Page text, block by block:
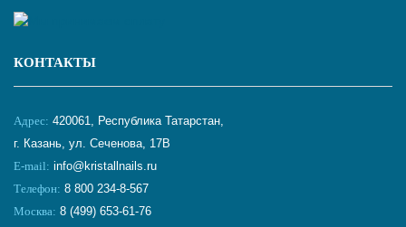
КОНТАКТЫ
Адрес: 420061, Республика Татарстан,
г. Казань, ул. Сеченова, 17В
E-mail: info@kristallnails.ru
Телефон: 8 800 234-8-567
Москва: 8 (499) 653-61-76